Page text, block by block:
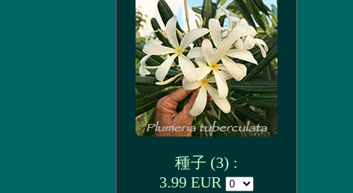
種子 (3) :
3.99 EUR